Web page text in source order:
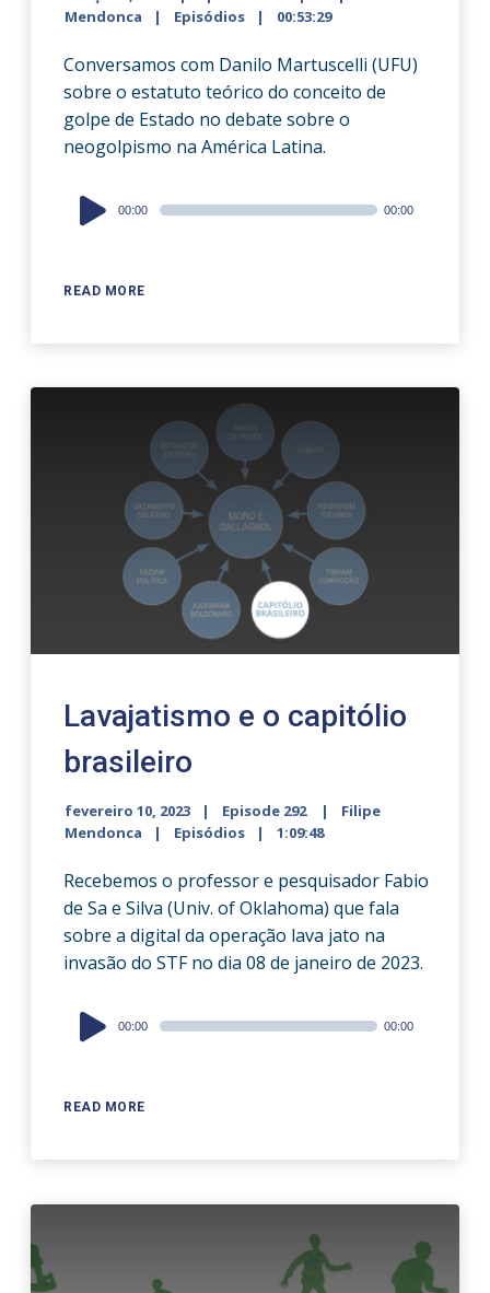
Mendonca
Episódios 00:53:29
Conversamos com Danilo Martuscelli (UFU)
sobre o estatuto teórico do conceito de
golpe de Estado no debate sobre o
neogolpismo na América Latina.
READ MORE
Audio
Player
00:00 00:00
Lavajatismo e o capitólio
brasileiro
fevereiro 10, 2023 Episode 292
Filipe
Mendonca
Episódios 1:09:48
Recebemos o professor e pesquisador Fabio
de Sa e Silva (Univ. of Oklahoma) que fala
sobre a digital da operação lava jato na
invasão do STF no dia 08 de janeiro de 2023.
READ MORE
Audio
Player
00:00 00:00